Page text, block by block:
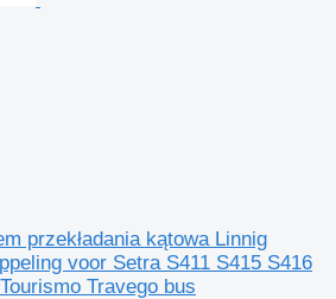
przekładania kątowa Linnig
voor Setra S411 S415 S416
Travego bus